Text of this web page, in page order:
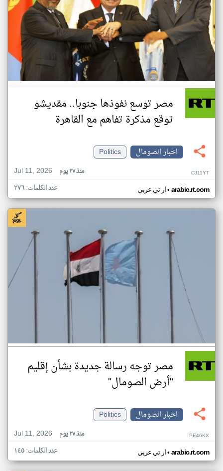
مصر توسع نفوذها جنوبا.. مقديشو
توقع مذكرة تفاهم مع القاهرة
اخبار الصومال
Politics
Jul 11, 2026
منذ ٢٧ يوم CJ11YT
ار تي عربي• arabic.rt.com عدد الكلمات: ٢٧٦
مصر توجه رسالة جديدة بشأن إقليم
"أرض الصومال"
اخبار الصومال
Politics
Jul 11, 2026
منذ ٢٧ يوم PE46KX
ار تي عربي• arabic.rt.com عدد الكلمات: ١٤٥